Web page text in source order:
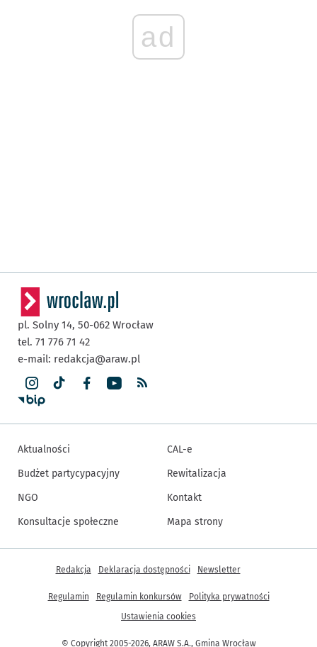
ad
pl. Solny 14, 50-062 Wrocław
tel. 71 776 71 42
e-mail: redakcja@araw.pl
Aktualności
Budżet partycypacyjny
NGO
Konsultacje społeczne
CAL-e
Rewitalizacja
Kontakt
Mapa strony
© Copyright 2005-2026, ARAW S.A., Gmina Wrocław
Inne informacje
Redakcja Deklaracja dostępności Newsletter
Regulamin Regulamin konkursów
Polityka prywatności
Ustawienia cookies